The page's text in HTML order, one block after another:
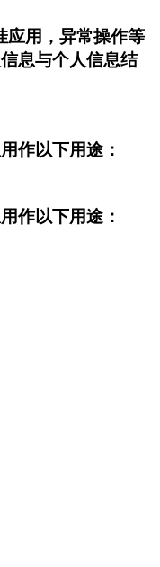
应用，异常操作等
息与个人信息结
作以下用途：
作以下用途：